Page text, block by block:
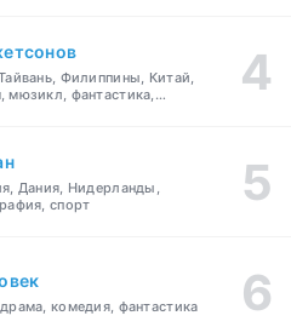
Филиппины, Китай,
мюзикл, фантастика,
Дания, Нидерланды,
спорт
комедия, фантастика